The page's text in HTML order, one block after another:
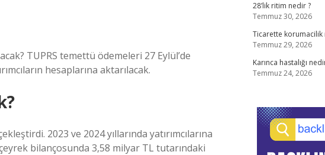
TUPRS temettü ödemeleri 27 Eylül’de
hesaplarına aktarılacak.
2023 ve 2024 yıllarında yatırımcılarına
bilançosunda 3,58 milyar TL tutarındaki
28’lik ritim nedir ?
Temmuz 30, 2026
Ticarette korumacilik
Temmuz 29, 2026
Karınca hastalığı
Temmuz 24, 2026